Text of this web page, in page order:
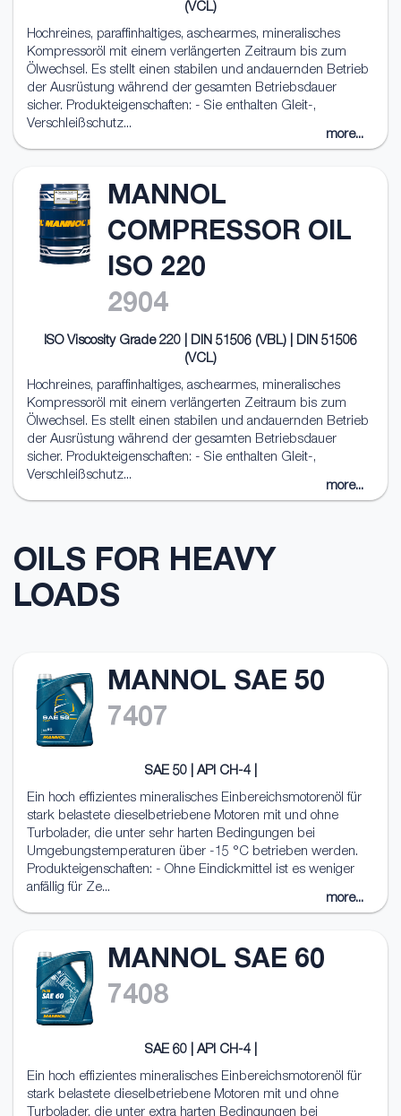
(VCL)
Hochreines, paraffinhaltiges, aschearmes, mineralisches
Kompressoröl mit einem verlängerten Zeitraum bis zum
Ölwechsel. Es stellt einen stabilen und andauernden Betrieb
der Ausrüstung während der gesamten Betriebsdauer
sicher. Produkteigenschaften: - Sie enthalten Gleit-,
Verschleißschutz...
more...
MANNOL
COMPRESSOR OIL
ISO 220
2904
ISO Viscosity Grade 220 | DIN 51506 (VBL) | DIN 51506
(VCL)
Hochreines, paraffinhaltiges, aschearmes, mineralisches
Kompressoröl mit einem verlängerten Zeitraum bis zum
Ölwechsel. Es stellt einen stabilen und andauernden Betrieb
der Ausrüstung während der gesamten Betriebsdauer
sicher. Produkteigenschaften: - Sie enthalten Gleit-,
Verschleißschutz...
more...
OILS FOR HEAVY
LOADS
MANNOL SAE 50
7407
SAE 50 | API CH-4 |
Ein hoch effizientes mineralisches Einbereichsmotorenöl für
stark belastete dieselbetriebene Motoren mit und ohne
Turbolader, die unter sehr harten Bedingungen bei
Umgebungstemperaturen über -15 °C betrieben werden.
Produkteigenschaften: - Ohne Eindickmittel ist es weniger
anfällig für Ze...
more...
MANNOL SAE 60
7408
SAE 60 | API CH-4 |
Ein hoch effizientes mineralisches Einbereichsmotorenöl für
stark belastete dieselbetriebene Motoren mit und ohne
Turbolader, die unter extra harten Bedingungen bei